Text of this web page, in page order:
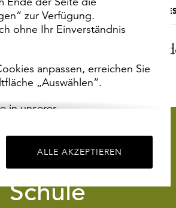
zur Verfügung.
ohne Ihr Einverständnis
anpassen, erreichen Sie
„Auswählen“.
in unserer
ALLE AKZEPTIEREN
MUSEUMSPORTAL DIE
Schule